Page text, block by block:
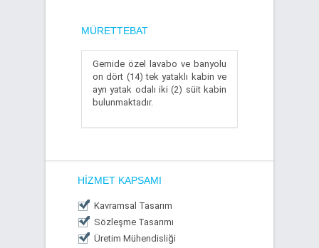
MÜRETTEBAT
Gemide özel lavabo ve banyolu
on dört (14) tek yataklı kabin ve
ayrı yatak odalı iki (2) süit kabin
bulunmaktadır.
HIZMET KAPSAMI
Kavramsal Tasarım
Sözleşme Tasarımı
Üretim Mühendisliği